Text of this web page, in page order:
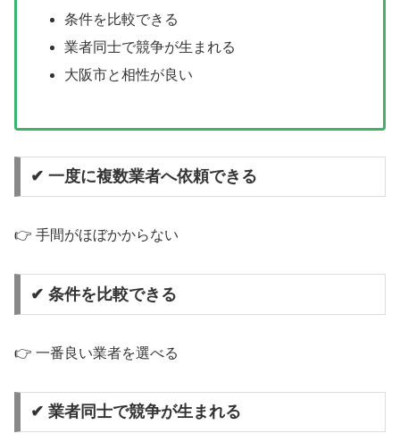
条件を比較できる
業者同士で競争が生まれる
大阪市と相性が良い
✔ 一度に複数業者へ依頼できる
👉 手間がほぼかからない
✔ 条件を比較できる
👉 一番良い業者を選べる
✔ 業者同士で競争が生まれる